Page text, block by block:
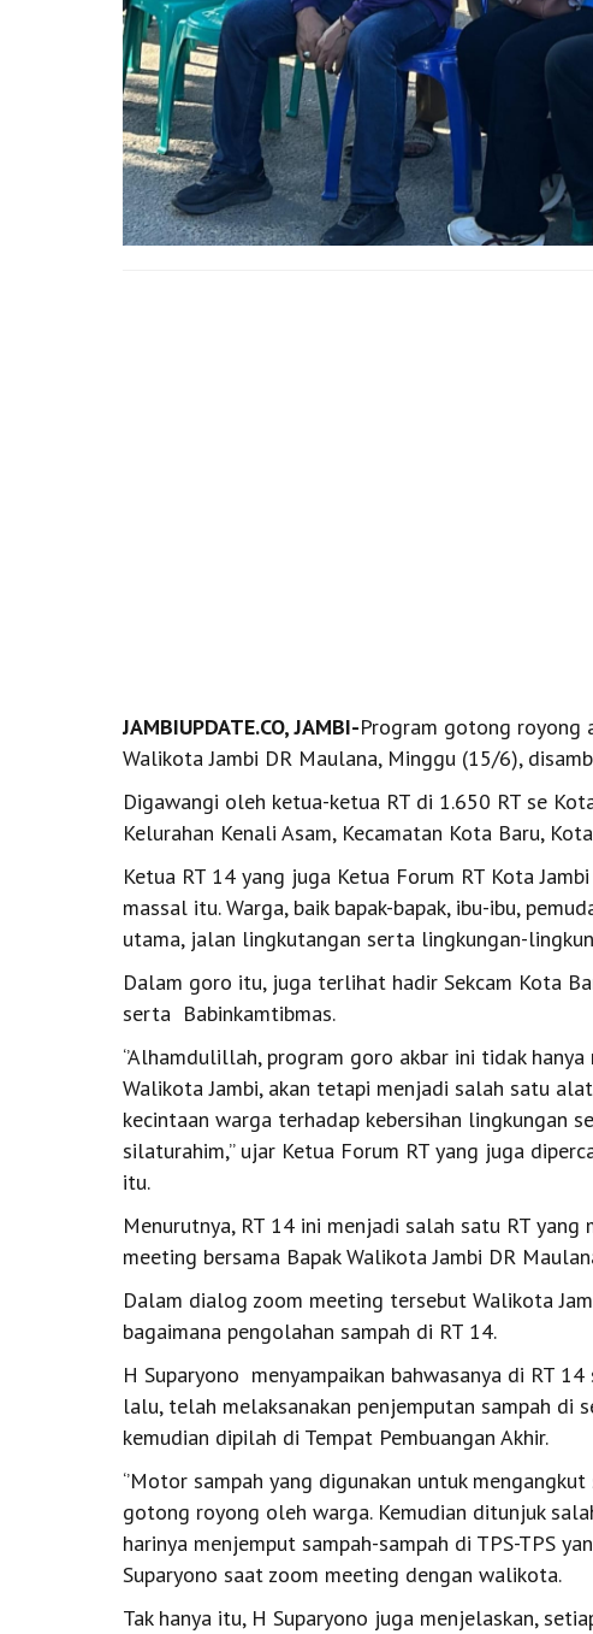
JAMBIUPDATE.CO, JAMBI-Program gotong royong
Walikota Jambi DR Maulana, Minggu (15/6),
Digawangi oleh ketua-ketua RT di 1.650 RT se
Kelurahan Kenali Asam, Kecamatan Kota Baru,
Ketua RT 14 yang juga Ketua Forum RT Kota
massal itu. Warga, baik bapak-bapak, ibu-ibu,
utama, jalan lingkutangan serta lingkungan-
Dalam goro itu, juga terlihat hadir Sekcam Kota
serta Babinkamtibmas.
‘’Alhamdulillah, program goro akbar ini tidak
Walikota Jambi, akan tetapi menjadi salah satu
kecintaan warga terhadap kebersihan lingkungan
silaturahim,’’ ujar Ketua Forum RT yang juga
itu.
Menurutnya, RT 14 ini menjadi salah satu RT
meeting bersama Bapak Walikota Jambi DR
Dalam dialog zoom meeting tersebut Walikota
bagaimana pengolahan sampah di RT 14.
H Suparyono menyampaikan bahwasanya di RT
lalu, telah melaksanakan penjemputan sampah di
kemudian dipilah di Tempat Pembuangan Akhir.
‘’Motor sampah yang digunakan untuk
gotong royong oleh warga. Kemudian ditunjuk
harinya menjemput sampah-sampah di TPS-TPS
Suparyono saat zoom meeting dengan walikota.
Tak hanya itu, H Suparyono juga menjelaskan,